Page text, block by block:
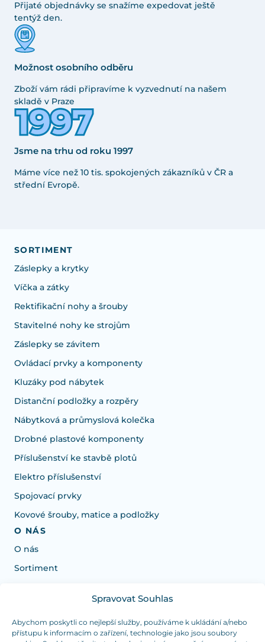
Spravovat Souhlas
Abychom poskytli co nejlepší služby, používáme k ukládání a/nebo
přístupu k informacím o zařízení, technologie jako jsou soubory
Přijaté objednávky se snažíme expedovat ještě
tentýž den.
Možnost osobního odběru
Zboží vám rádi připravíme k vyzvednutí na našem
skladě v Praze
Jsme na trhu od roku 1997
Máme více než 10 tis. spokojených zákazníků v ČR a
střední Evropě.
SORTIMENT
Záslepky a krytky
Víčka a zátky
Rektifikační nohy a šrouby
Stavitelné nohy ke strojům
Záslepky se závitem
Ovládací prvky a komponenty
Kluzáky pod nábytek
Distanční podložky a rozpěry
Nábytková a průmyslová kolečka
Drobné plastové komponenty
Příslušenství ke stavbě plotů
Elektro příslušenství
Spojovací prvky
Kovové šrouby, matice a podložky
O NÁS
O nás
Sortiment
Potřebujete poradit s výběrem?
Jsme tu pro vás Pondělí-Čtvrtek od: 7:30 - 15:30 hodin
a Pátek od 7:30 - 14:30 hodin